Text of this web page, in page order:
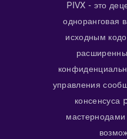
PIVX - это
одноранговая
исходным
управления